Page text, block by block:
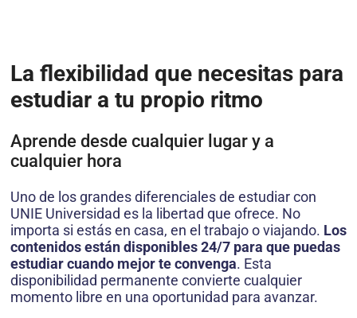
La flexibilidad que necesitas para
estudiar a tu propio ritmo
Aprende desde cualquier lugar y a
cualquier hora
Uno de los grandes diferenciales de estudiar con
UNIE Universidad es la libertad que ofrece. No
importa si estás en casa, en el trabajo o viajando. Los
contenidos están disponibles 24/7 para que puedas
estudiar cuando mejor te convenga. Esta
disponibilidad permanente convierte cualquier
momento libre en una oportunidad para avanzar.